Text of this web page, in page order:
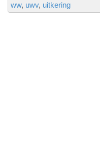
ww uwv uitkering